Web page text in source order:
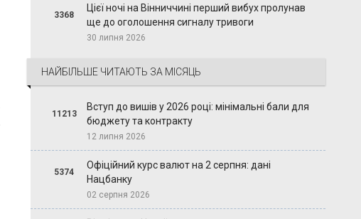
3368
Цієї ночі на Вінниччині перший вибух пролунав
ще до оголошення сигналу тривоги
30 липня 2026
НАЙБІЛЬШЕ ЧИТАЮТЬ ЗА МІСЯЦЬ
11213
Вступ до вишів у 2026 році: мінімальні бали для
бюджету та контракту
12 липня 2026
5374
Офіційний курс валют на 2 серпня: дані
Нацбанку
02 серпня 2026